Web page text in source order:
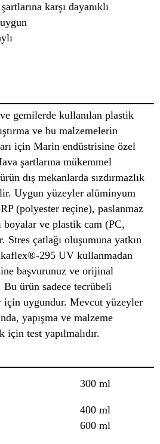
karşı dayanıklı
gemilerde kullanılan plastik
ve bu malzemelerin
için Marin endüstrisine özel
şartlarına mükemmel
dış mekanlarda sızdırmazlık
Uygun yüzeyler alüminyum
(polyester reçine), paslanmaz
ve plastik cam (PC,
çatlağı oluşumuna yatkın
295 UV kullanmadan
başvurunuz ve orijinal
Bu ürün sadece tecrübeli
için uygundur. Mevcut yüzeyler
yapışma ve malzeme
için test yapılmalıdır.
300 ml
400 ml
600 ml